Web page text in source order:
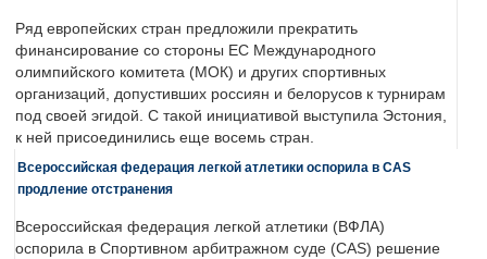
Ряд европейских стран предложили прекратить
финансирование со стороны ЕС Международного
олимпийского комитета (МОК) и других спортивных
организаций, допустивших россиян и белорусов к турнирам
под своей эгидой. С такой инициативой выступила Эстония,
к ней присоединились еще восемь стран.
Всероссийская федерация легкой атлетики оспорила в CAS
продление отстранения
Всероссийская федерация легкой атлетики (ВФЛА)
оспорила в Спортивном арбитражном суде (CAS) решение